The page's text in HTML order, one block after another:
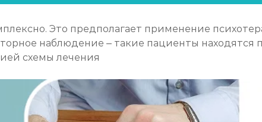
Это предполагает применение
наблюдение – такие пациенты находятся
схемы лечения